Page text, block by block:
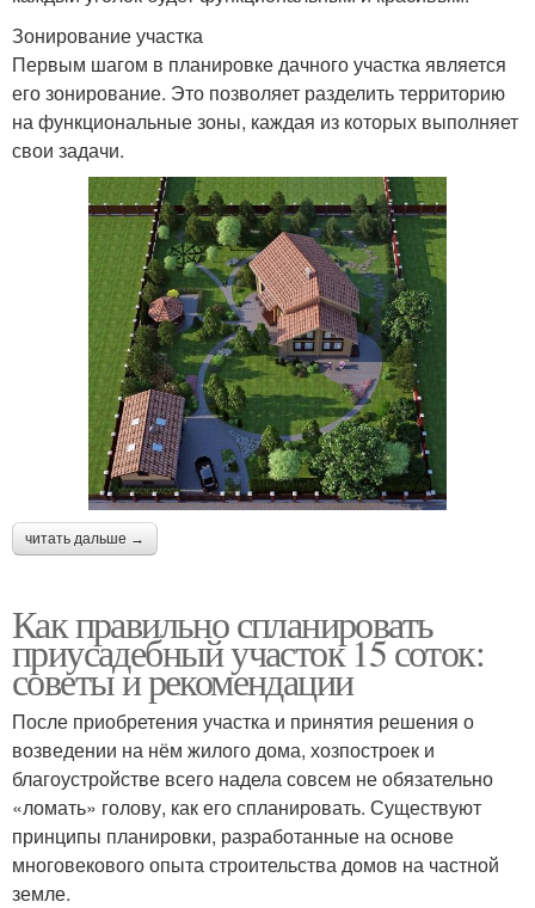
Зонирование участка
Первым шагом в планировке дачного участка является
его зонирование. Это позволяет разделить территорию
на функциональные зоны, каждая из которых выполняет
свои задачи.
читать дальше →
Как правильно спланировать
приусадебный участок 15 соток:
советы и рекомендации
После приобретения участка и принятия решения о
возведении на нём жилого дома, хозпостроек и
благоустройстве всего надела совсем не обязательно
«ломать» голову, как его спланировать. Существуют
принципы планировки, разработанные на основе
многовекового опыта строительства домов на частной
земле.